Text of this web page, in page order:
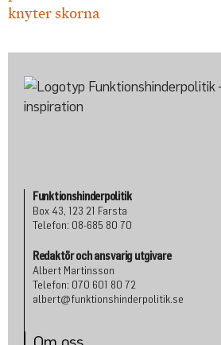
Funktionshinderpolitik
Box 43, 123 21 Farsta
Telefon: 08-685 80 70
Redaktör och ansvarig utgivare
Albert Martinsson
Telefon: 070 601 80 72
albert@funktionshinderpolitik.se